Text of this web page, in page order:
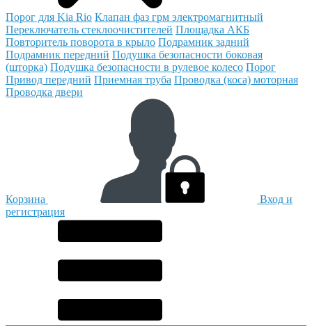
Порог для Kia Rio Клапан фаз грм электромагнитный
Переключатель стеклоочистителей Площадка АКБ
Повторитель поворота в крыло Подрамник задний
Подрамник передний Подушка безопасности боковая
(шторка) Подушка безопасности в рулевое колесо Порог
Привод передний Приемная труба Проводка (коса) моторная
Проводка двери
Корзина
Вход и
регистрация